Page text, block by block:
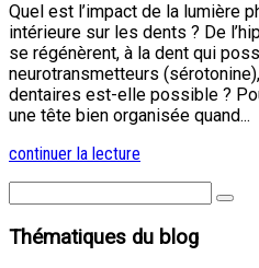
Quel est l’impact de la lumière
intérieure sur les dents ? De
se régénèrent, à la dent qui
neurotransmetteurs
dentaires est-elle possible ?
une tête bien organisée quand...
continuer la lecture
Thématiques du blog